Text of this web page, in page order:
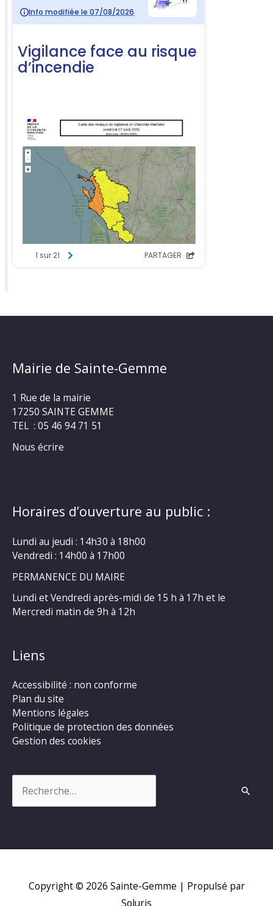
Mairie de Sainte-Gemme
1 Rue de la mairie
17250 SAINTE GEMME
TEL : 05 46 94 71 51
Nous écrire
Horaires d’ouverture au public :
Lundi au jeudi : 14h30 à 18h00
Vendredi : 14h00 à 17h00
PERMANENCE DU MAIRE
Lundi et Vendredi après-midi de 15 h à 17h et le
Mercredi matin de 9h à 12h
Liens
Accessibilité : non conforme
Plan du site
Mentions légales
Politique de protection des données
Gestion des cookies
Copyright © 2026 Sainte-Gemme | Propulsé par
Soluris